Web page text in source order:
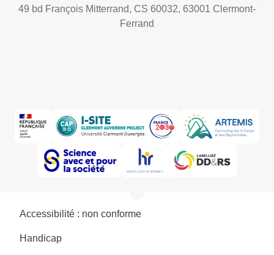
49 bd François Mitterrand, CS 60032, 63001 Clermont-
Ferrand
Accessibilité : non conforme
Handicap